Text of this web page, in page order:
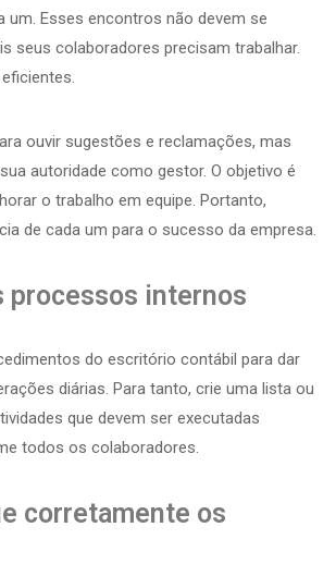
um. Esses encontros não devem se
seus colaboradores precisam trabalhar.
ouvir sugestões e reclamações, mas
autoridade como gestor. O objetivo é
o trabalho em equipe. Portanto,
de cada um para o sucesso da empresa.
processos internos
do escritório contábil para dar
diárias. Para tanto, crie uma lista ou
que devem ser executadas
todos os colaboradores.
corretamente os